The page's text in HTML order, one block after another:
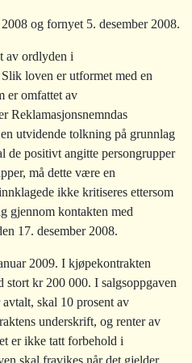
og fornyet 5. desember 2008.
av ordlyden i
loven er utformet med en
er omfattet av
Reklamasjonsnemndas
utvidende tolkning på grunnlag
de positivt angitte persongrupper
må dette være en
ikke kritiseres ettersom
gjennom kontakten med
17. desember 2008.
2009. I kjøpekontrakten
stort kr 200 000. I salgsoppgaven
skal 10 prosent av
underskrift, og renter av
er ikke tatt forbehold i
skal fravikes når det gjelder